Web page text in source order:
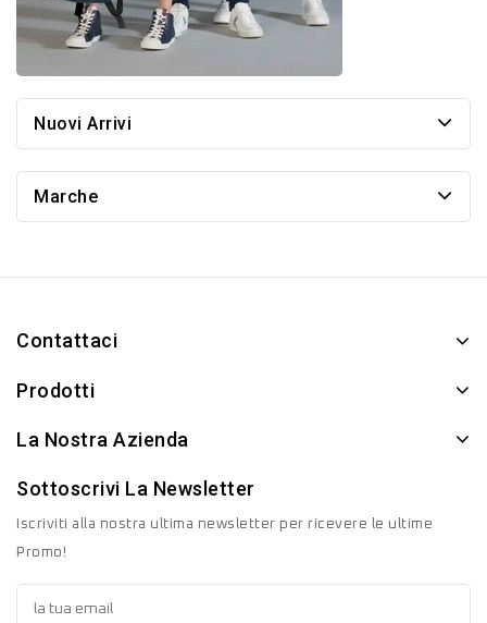
Nuovi Arrivi
Marche
Contattaci
Prodotti
La Nostra Azienda
Sottoscrivi La Newsletter
Iscriviti alla nostra ultima newsletter per ricevere le ultime
Promo!